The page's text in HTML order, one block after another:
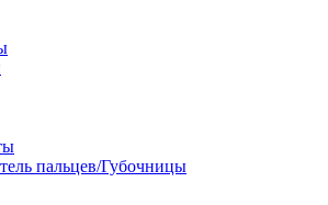
пальцев/Губочницы